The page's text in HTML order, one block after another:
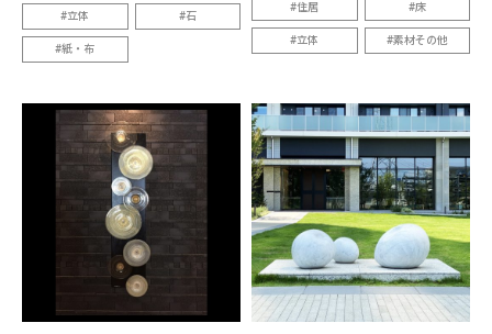
立体 石
紙・布
住居 床
立体 素材その他